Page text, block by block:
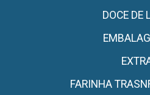
DOCE DE
FARINHA